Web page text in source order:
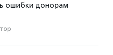
ошибки донорам